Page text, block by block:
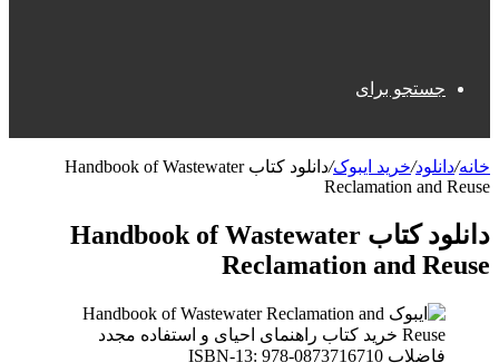
جستجو برای
خانه/دانلود/خرید ایبوک/
دانلود کتاب Handbook of Wastewater
Reclamation and Reuse
دانلود کتاب Handbook of Wastewater
Reclamation and Reuse